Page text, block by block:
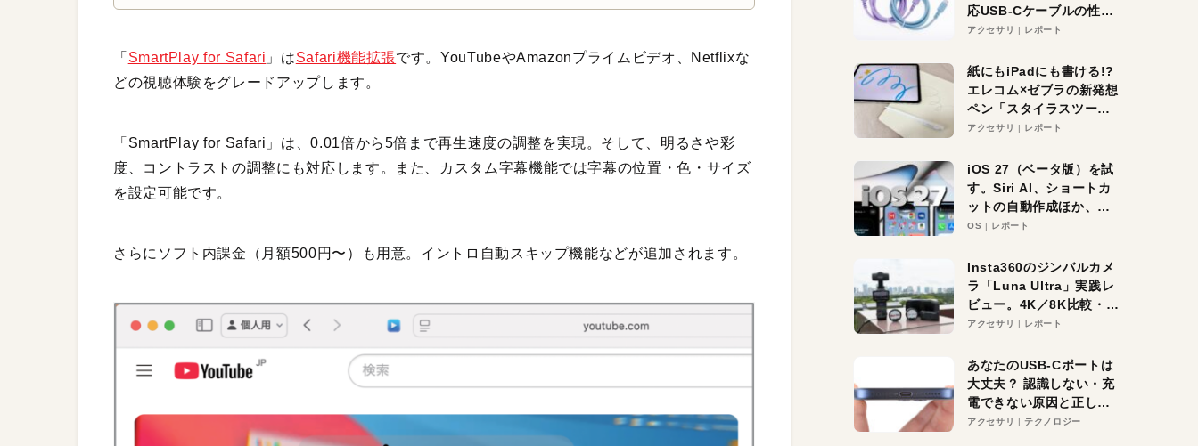
「 SmartPlay for Safari 」はSafari機能拡張です。YouTubeやAmazonプライムビデオ、Netflixな
どの視聴体験をグレードアップします。
「SmartPlay for Safari」は、0.01倍から5倍まで再生速度の調整を実現。そして、明るさや彩
度、コントラストの調整にも対応します。また、カスタム字幕機能では字幕の位置・色・サイズ
を設定可能です。
さらにソフト内課金（月額500円〜）も用意。イントロ自動スキップ機能などが追加されます。
応USB-Cケーブルの性能
を検証。超コスパの1本を
アクセサリ レポート
紙にもiPadにも書ける!?
エレコム×ゼブラの新発想
ペン「スタイラスツーウ
ェイ」レビュー。持ち替
アクセサリ レポート
iOS 27（ベータ版）を試
す。Siri AI、ショートカ
ットの自動作成ほか、期
待大の便利機能5選。
る未来はすぐそこ！
OS レポート
Insta360のジンバルカメ
ラ「Luna Ultra」実践レ
ビュー。4K／8K比較・ズ
ーム・夜間撮影をチェッ
アクセサリ レポート
あなたのUSB-Cポートは
大丈夫？ 認識しない・充
電できない原因と正しい
対策
アクセサリ テクノロジー